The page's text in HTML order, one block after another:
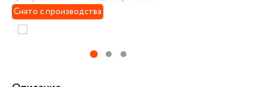
Снято с производства